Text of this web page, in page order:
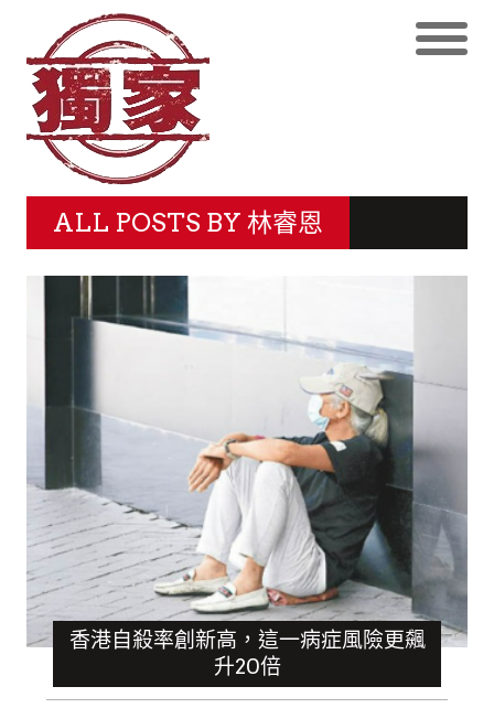
ALL POSTS BY 林睿恩
香港自殺率創新高，這一病症風險更飆
升20倍